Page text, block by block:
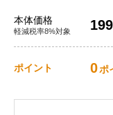
本体価格
軽減税率8%対象
ポイント 0ポ